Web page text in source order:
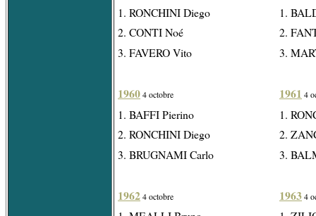
1. RONCHINI Diego
2. CONTI Noé
3. FAVERO Vito
1960 4 octobre
1. BAFFI Pierino
2. RONCHINI Diego
3. BRUGNAMI Carlo
1962 4 octobre
1.
2.
3.
1961 4
1.
2.
3.
1963 4